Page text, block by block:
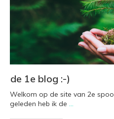
de 1e blog :-)
Welkom op de site van 2e
geleden heb ik de ...